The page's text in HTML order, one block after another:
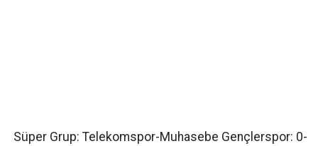
Süper Grup: Telekomspor-Muhasebe Gençlerspor: 0-